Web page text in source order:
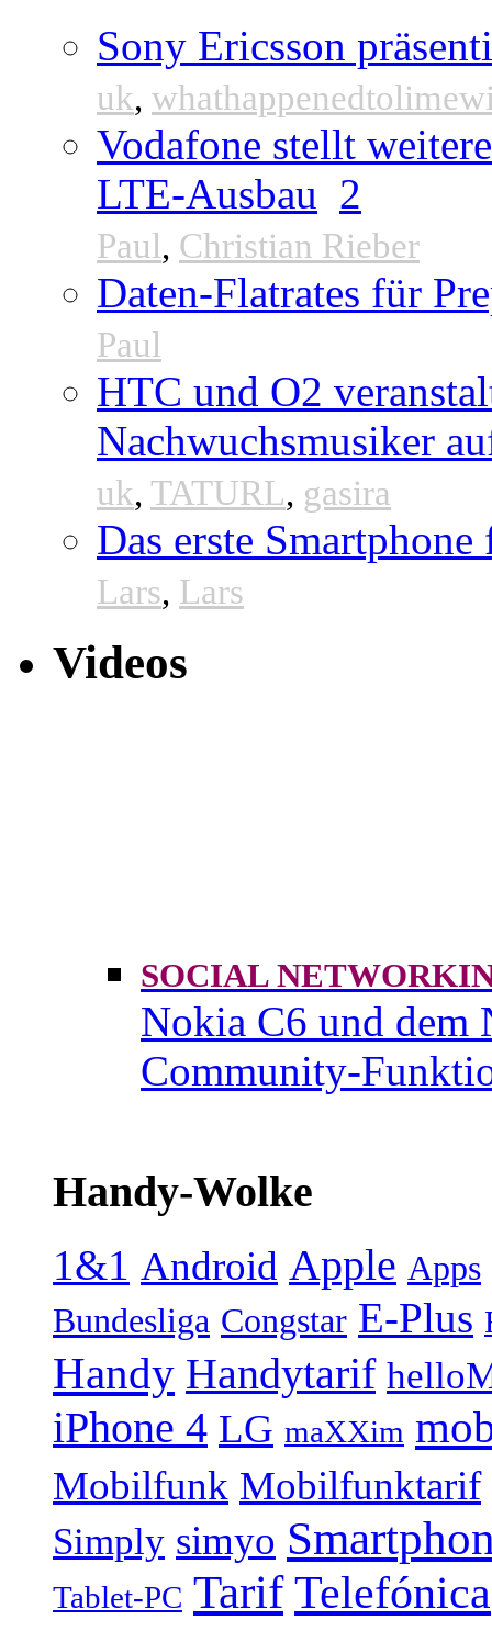
Sony Ericsson
uk,
Vodafone stellt
LTE-Ausbau 2
Paul, Christian Rieber
Daten-Flatrates für
Paul
HTC und O2
Nachwuchsmusiker
uk, TATURL, gasira
Das erste
Lars, Lars
Videos
SOCIAL
Nokia C6 und dem
Community-
Handy-Wolke
1&1 Android Apple Apps
Bundesliga Congstar E-Plus
Handy Handytarif
iPhone 4 LG maXXim
Mobilfunk Mobilfunktarif
Simply simyo
Tablet-PC Tarif Telefónica